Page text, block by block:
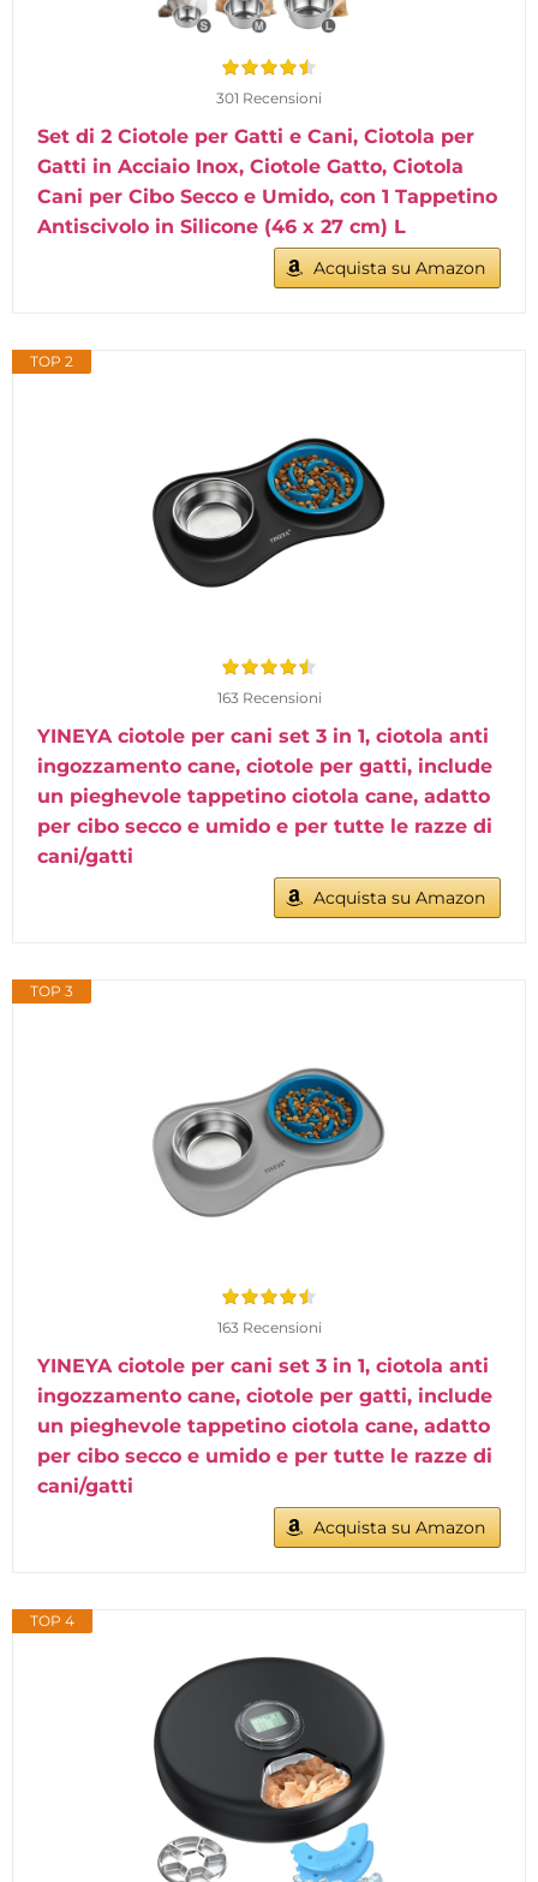
301 Recensioni
Set di 2 Ciotole per Gatti e Cani, Ciotola per
Gatti in Acciaio Inox, Ciotole Gatto, Ciotola
Cani per Cibo Secco e Umido, con 1 Tappetino
Antiscivolo in Silicone (46 x 27 cm) L
Acquista su Amazon
TOP 2
163 Recensioni
YINEYA ciotole per cani set 3 in 1, ciotola anti
ingozzamento cane, ciotole per gatti, include
un pieghevole tappetino ciotola cane, adatto
per cibo secco e umido e per tutte le razze di
cani/gatti
Acquista su Amazon
TOP 3
163 Recensioni
YINEYA ciotole per cani set 3 in 1, ciotola anti
ingozzamento cane, ciotole per gatti, include
un pieghevole tappetino ciotola cane, adatto
per cibo secco e umido e per tutte le razze di
cani/gatti
Acquista su Amazon
TOP 4